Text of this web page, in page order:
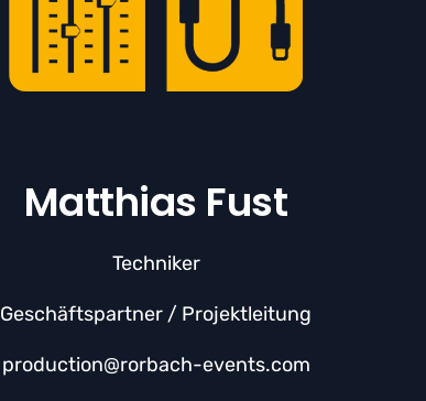
Matthias Fust
Techniker
Geschäftspartner / Projektleitung
production@rorbach-events.com